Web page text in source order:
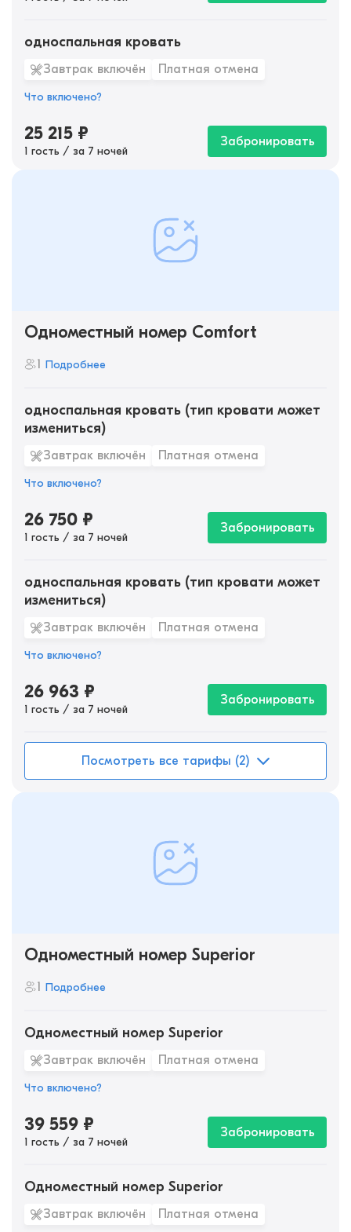
односпальная кровать
Завтрак включён Платная отмена
Что включено?
25 215 ₽
1 гость / за 7 ночей
Забронировать
Одноместный номер Comfort
1 Подробнее
односпальная кровать (тип кровати может
измениться)
Завтрак включён Платная отмена
Что включено?
26 750 ₽
1 гость / за 7 ночей
Забронировать
односпальная кровать (тип кровати может
измениться)
Завтрак включён Платная отмена
Что включено?
26 963 ₽
1 гость / за 7 ночей
Забронировать
Посмотреть все тарифы (2)
Одноместный номер Superior
1 Подробнее
Одноместный номер Superior
Завтрак включён Платная отмена
Что включено?
39 559 ₽
1 гость / за 7 ночей
Забронировать
Одноместный номер Superior
Завтрак включён Платная отмена